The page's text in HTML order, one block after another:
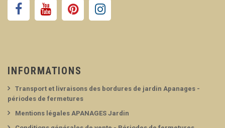
INFORMATIONS
Transport et livraisons des bordures de jardin Apanages -
périodes de fermetures
Mentions légales APANAGES Jardin